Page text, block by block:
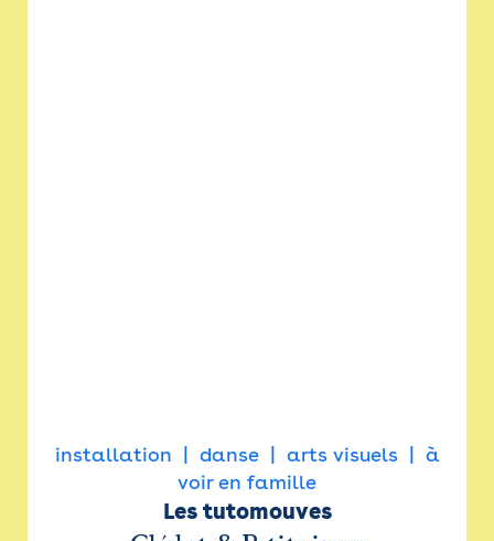
installation danse arts visuels
à
voir en famille
Les tutomouves